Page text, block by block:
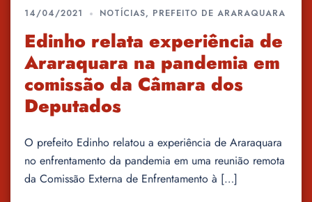
14/04/2021 NOTÍCIAS, PREFEITO DE ARARAQUARA
Edinho relata experiência de
Araraquara na pandemia em
comissão da Câmara dos
Deputados
O prefeito Edinho relatou a experiência de Araraquara
no enfrentamento da pandemia em uma reunião remota
da Comissão Externa de Enfrentamento à […]